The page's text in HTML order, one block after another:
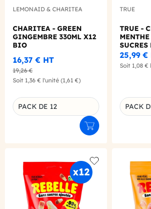
LEMONAID & CHARITEA
CHARITEA - GREEN
GINGEMBRE 330ML X12
BIO
16,37 € HT
19,26 €
Soit 1,36 € l'unité (1,61 €)
Déclinaison du produit
PACK DE 12
Ajouter au panier
TRUE
TRUE -
SUCRES
21G X24
25,99 €
Soit 1,08 €
PACK
Add to wishlist